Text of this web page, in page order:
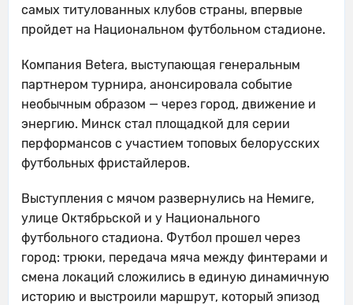
самых титулованных клубов страны, впервые
пройдет на Национальном футбольном стадионе.
Компания Betera, выступающая генеральным
партнером турнира, анонсировала событие
необычным образом — через город, движение и
энергию. Минск стал площадкой для серии
перформансов с участием топовых белорусских
футбольных фристайлеров.
Выступления с мячом развернулись на Немиге,
улице Октябрьской и у Национального
футбольного стадиона. Футбол прошел через
город: трюки, передача мяча между финтерами и
смена локаций сложились в единую динамичную
историю и выстроили маршрут, который эпизод